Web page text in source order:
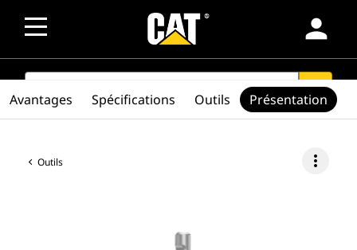
person
SEARCH search
Outils more_vert
Avantages Spécifications Outils Présentation